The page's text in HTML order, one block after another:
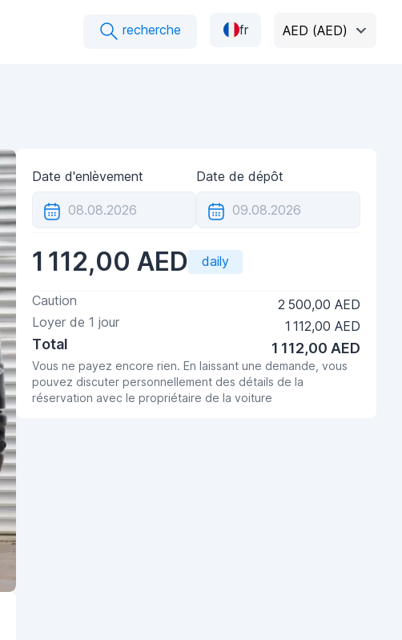
recherche fr AED (AED)
Date d'enlèvement Date de dépôt
1 112,00 AED daily
Caution
2 500,00 AED
Loyer de 1 jour 1 112,00 AED
Total 1 112,00 AED
Vous ne payez encore rien. En laissant une demande, vous
pouvez discuter personnellement des détails de la
réservation avec le propriétaire de la voiture